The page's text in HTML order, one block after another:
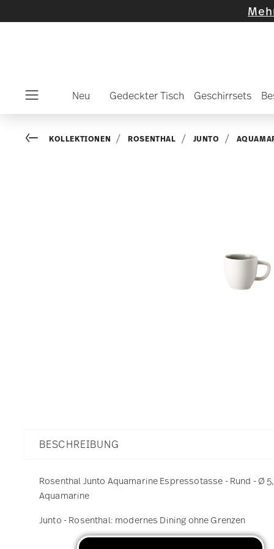
Mehr
Neu Gedeckter Tisch Geschirrsets
Go backKOLLEKTIONEN ROSENTHAL JUNTO
BESCHREIBUNG
Rosenthal Junto Aquamarine Espressotasse - Rund - Ø
Aquamarine
Junto - Rosenthal: modernes Dining ohne Grenzen